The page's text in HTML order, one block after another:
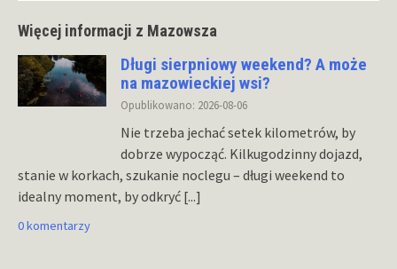
Więcej informacji z Mazowsza
Długi sierpniowy weekend? A może
na mazowieckiej wsi?
Opublikowano: 2026-08-06
Nie trzeba jechać setek kilometrów, by
dobrze wypocząć. Kilkugodzinny dojazd,
stanie w korkach, szukanie noclegu – długi weekend to
idealny moment, by odkryć [...]
0 komentarzy